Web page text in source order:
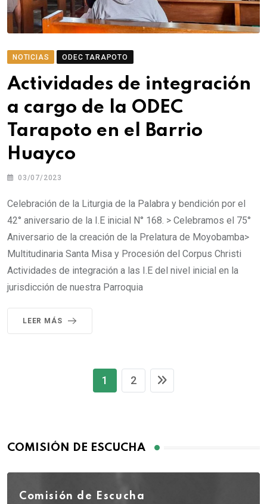
NOTICIAS ODEC TARAPOTO
Actividades de integración
a cargo de la ODEC
Tarapoto en el Barrio
Huayco
03/07/2023
Celebración de la Liturgia de la Palabra y bendición por el
42° aniversario de la I.E inicial N° 168. > Celebramos el 75°
Aniversario de la creación de la Prelatura de Moyobamba>
Multitudinaria Santa Misa y Procesión del Corpus Christi
Actividades de integración a las I.E del nivel inicial en la
jurisdicción de nuestra Parroquia
LEER MÁS
1 2
COMISIÓN DE ESCUCHA
Comisión de Escucha